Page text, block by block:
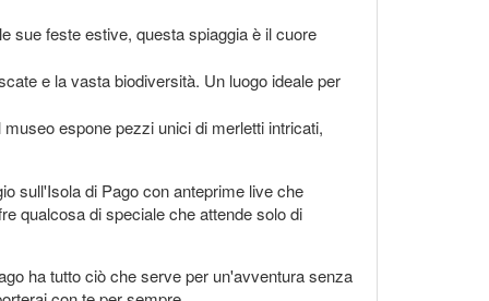
sue feste estive, questa spiaggia è il cuore
e la vasta biodiversità. Un luogo ideale per
espone pezzi unici di merletti intricati,
sull'Isola di Pago con anteprime live che
qualcosa di speciale che attende solo di
ha tutto ciò che serve per un'avventura senza